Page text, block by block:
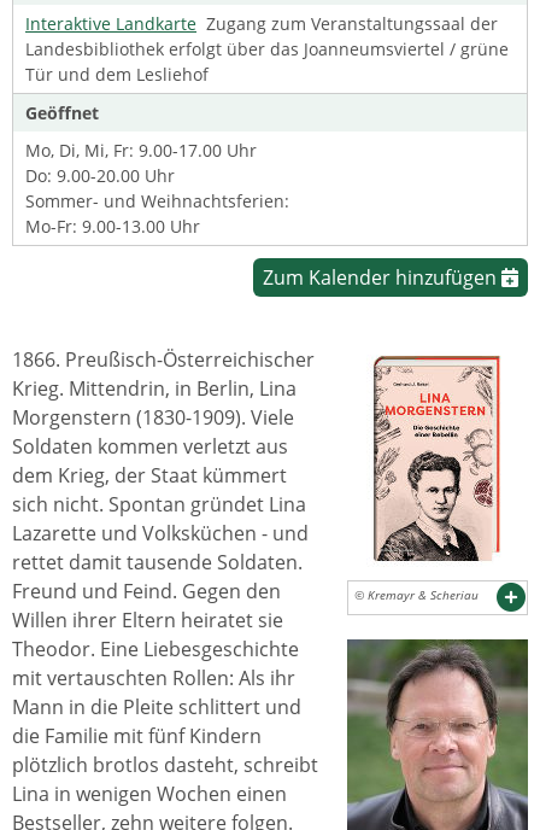
Interaktive Landkarte Zugang zum Veranstaltungssaal der
Landesbibliothek erfolgt über das Joanneumsviertel / grüne
Tür und dem Lesliehof
Geöffnet
Mo, Di, Mi, Fr: 9.00-17.00 Uhr
Do: 9.00-20.00 Uhr
Sommer- und Weihnachtsferien:
Mo-Fr: 9.00-13.00 Uhr
Zum Kalender hinzufügen
© Kremayr & Scheriau
1866. Preußisch-Österreichischer
Krieg. Mittendrin, in Berlin, Lina
Morgenstern (1830-1909). Viele
Soldaten kommen verletzt aus
dem Krieg, der Staat kümmert
sich nicht. Spontan gründet Lina
Lazarette und Volksküchen - und
rettet damit tausende Soldaten.
Freund und Feind. Gegen den
Willen ihrer Eltern heiratet sie
Theodor. Eine Liebesgeschichte
mit vertauschten Rollen: Als ihr
Mann in die Pleite schlittert und
die Familie mit fünf Kindern
plötzlich brotlos dasteht, schreibt
Lina in wenigen Wochen einen
Bestseller, zehn weitere folgen.